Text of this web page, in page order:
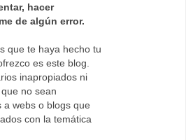
hacer
de algún error.
que te haya hecho tu
es este blog.
inapropiados ni
no sean
webs o blogs que
con la temática